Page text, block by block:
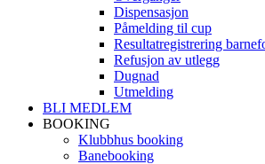
Dispensasjon
Påmelding til cup
Resultatregistrering
Refusjon av utlegg
Dugnad
Utmelding
BLI MEDLEM
BOOKING
Klubbhus booking
Banebooking